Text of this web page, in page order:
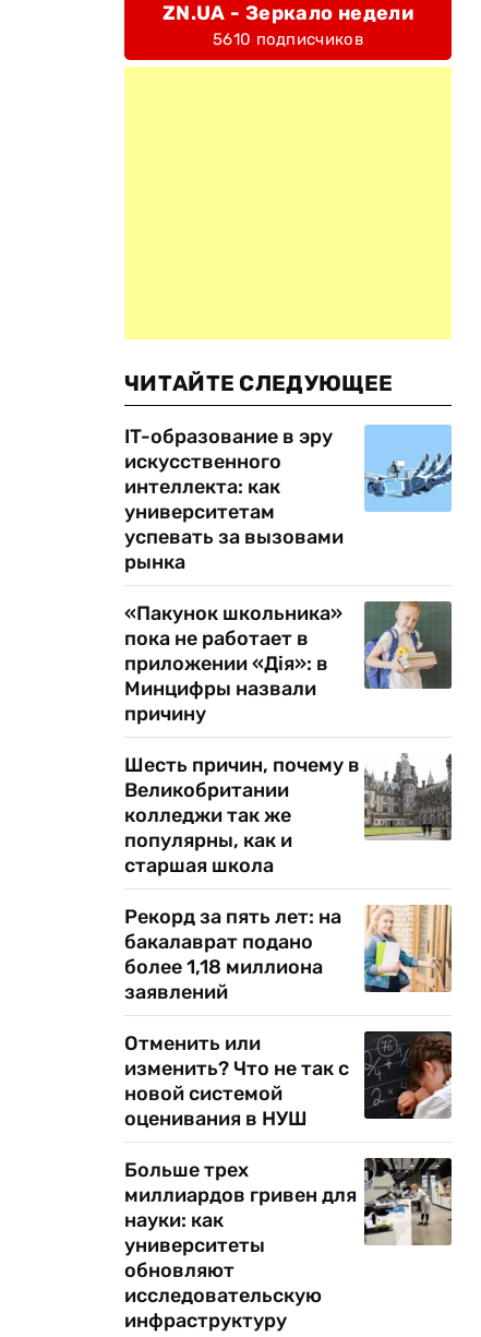
ZN.UA - Зеркало недели
5610 подписчиков
ЧИТАЙТЕ СЛЕДУЮЩЕЕ
IT-образование в эру
искусственного
интеллекта: как
университетам
успевать за вызовами
рынка
«Пакунок школьника»
пока не работает в
приложении «Дія»: в
Минцифры назвали
причину
Шесть причин, почему в
Великобритании
колледжи так же
популярны, как и
старшая школа
Рекорд за пять лет: на
бакалаврат подано
более 1,18 миллиона
заявлений
Отменить или
изменить? Что не так с
новой системой
оценивания в НУШ
Больше трех
миллиардов гривен для
науки: как
университеты
обновляют
исследовательскую
инфраструктуру